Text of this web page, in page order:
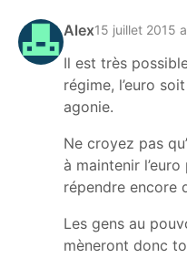
Alex15 juillet 2015
Il est très
régime, l’euro
agonie.
Ne croyez pas
à maintenir
répendre encore
Les gens au
mèneront donc